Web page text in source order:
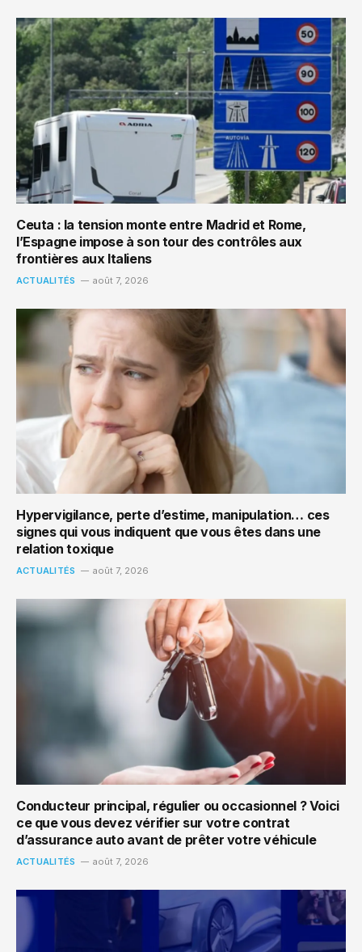
Ceuta : la tension monte entre Madrid et Rome,
l’Espagne impose à son tour des contrôles aux
frontières aux Italiens
ACTUALITÉS août 7, 2026
Hypervigilance, perte d’estime, manipulation… ces
signes qui vous indiquent que vous êtes dans une
relation toxique
ACTUALITÉS août 7, 2026
Conducteur principal, régulier ou occasionnel ? Voici
ce que vous devez vérifier sur votre contrat
d’assurance auto avant de prêter votre véhicule
ACTUALITÉS août 7, 2026